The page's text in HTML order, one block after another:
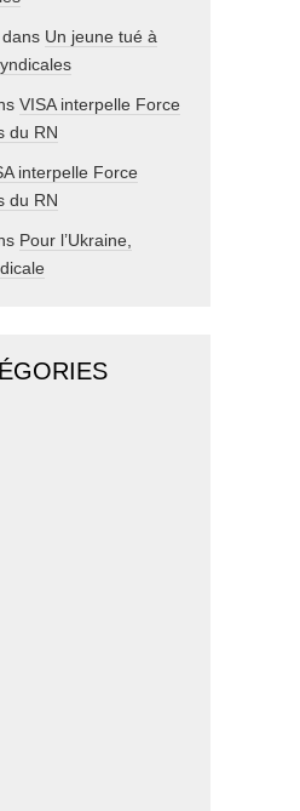
dans Un jeune tué à
VISA interpelle Force
du RN
interpelle Force
du RN
Pour l’Ukraine,